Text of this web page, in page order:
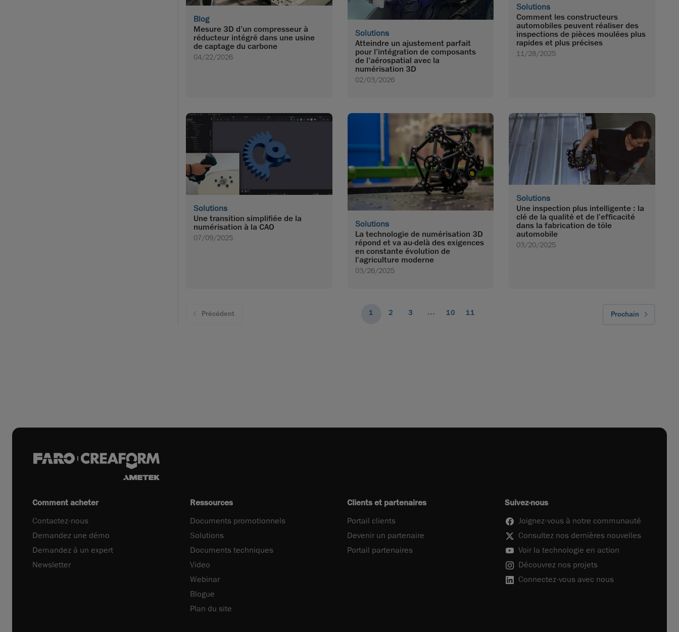
Blog
Mesure 3D d’un compresseur à
réducteur intégré dans une usine
de captage du carbone
04/22/2026
Solutions
Atteindre un ajustement parfait
pour l’intégration de composants
de l’aérospatial avec la
numérisation 3D
02/03/2026
Solutions
Comment les constructeurs
automobiles peuvent réaliser des
inspections de pièces moulées plus
rapides et plus précises
11/28/2025
Solutions
Une transition simplifiée de la
numérisation à la CAO
07/09/2025
Solutions
La technologie de numérisation 3D
répond et va au-delà des exigences
en constante évolution de
l'agriculture moderne
03/26/2025
Solutions
Une inspection plus intelligente : la
clé de la qualité et de l'efficacité
dans la fabrication de tôle
automobile
03/20/2025
Précédent 1 2 3 … 10 11 Prochain
Comment acheter
Contactez-nous
Demandez une démo
Demandez à un expert
Newsletter
Ressources
Documents promotionnels
Solutions
Documents techniques
Video
Webinar
Blogue
Plan du site
Clients et partenaires
Portail clients
Devenir un partenaire
Portail partenaires
Suivez-nous
Joignez-vous à notre communauté
Consultez nos dernières nouvelles
Voir la technologie en action
Découvrez nos projets
Connectez-vous avec nous